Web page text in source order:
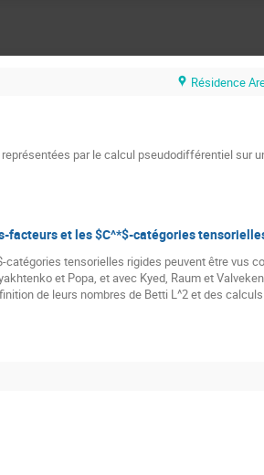
Résidence Arenfip, 20 rue
par le calcul pseudodifférentiel sur
facteurs et les $C^*$-catégories
tensorielles rigides peuvent être vus
et Popa, et avec Kyed, Raum et
de leurs nombres de Betti L^2 et des